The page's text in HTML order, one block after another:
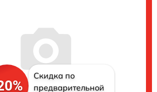
Скидка по
предварительной